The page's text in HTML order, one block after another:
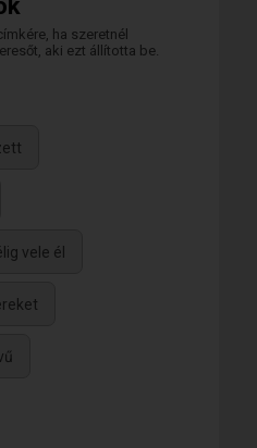
ha szeretnél
aki ezt állította be.
vele él